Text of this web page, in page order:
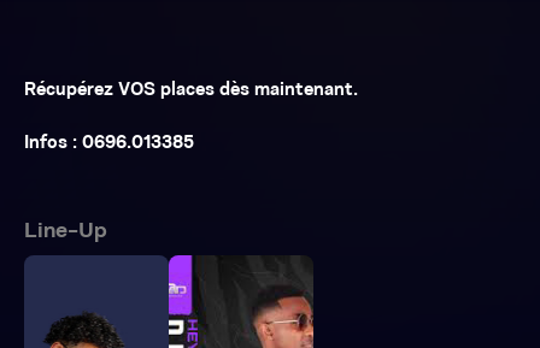
Récupérez VOS places dès maintenant.
Infos : 0696.013385
Line-Up